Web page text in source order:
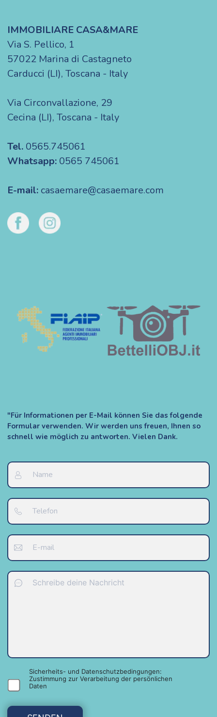
IMMOBILIARE CASA&MARE
Via S. Pellico, 1
57022 Marina di Castagneto
Carducci (LI), Toscana - Italy
Via Circonvallazione, 29
Cecina (LI), Toscana - Italy
Tel. 0565.745061
Whatsapp: 0565 745061
E-mail: casaemare@casaemare.com
"Für Informationen per E-Mail können Sie das folgende
Formular verwenden. Wir werden uns freuen, Ihnen so
schnell wie möglich zu antworten. Vielen Dank.
Sicherheits- und Datenschutzbedingungen:
Zustimmung zur Verarbeitung der persönlichen
Daten